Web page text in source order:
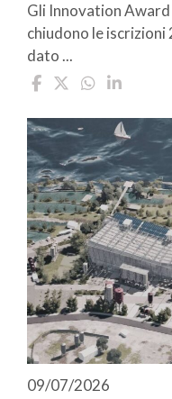
Gli Innovation
chiudono le
dato ...
09/07/2026